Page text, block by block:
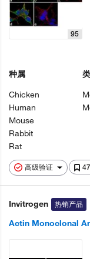
高级验证
95
种属
Chicken
Human
Mouse
Rabbit
Rat
Invitrogen 热销产品
Actin Monoclonal